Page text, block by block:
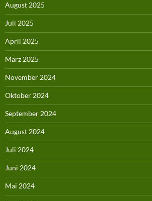
August 2025
Juli 2025
April 2025
März 2025
November 2024
Oktober 2024
September 2024
August 2024
Juli 2024
Juni 2024
Mai 2024